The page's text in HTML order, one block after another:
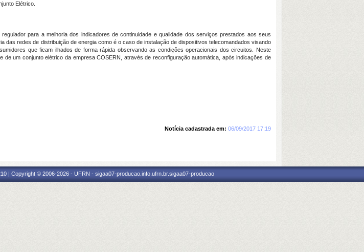
Elétrico.
para a melhoria dos indicadores de continuidade e qualidade dos serviços prestados aos seus
redes de distribuição de energia como é o caso de instalação de dispositivos telecomandados visando
que ficam ilhados de forma rápida observando as condições operacionais dos circuitos. Neste
um conjunto elétrico da empresa COSERN, através de reconfiguração automática, após indicações de
Notícia cadastrada em: 06/09/2017 17:19
| Copyright © 2006-2026 - UFRN - sigaa07-producao.info.ufrn.br.sigaa07-producao